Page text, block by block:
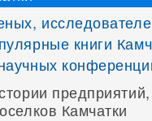
книги
предприятий,
Камчатки